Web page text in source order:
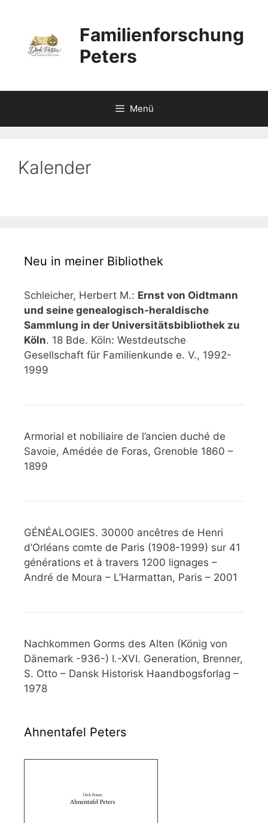
springen
Familienforschung
Peters
Menü
Kalender
Neu in meiner Bibliothek
Schleicher, Herbert M.: Ernst von Oidtmann
und seine genealogisch-heraldische
Sammlung in der Universitätsbibliothek zu
Köln. 18 Bde. Köln: Westdeutsche
Gesellschaft für Familienkunde e. V., 1992-
1999
Armorial et nobiliaire de l’ancien duché de
Savoie, Amédée de Foras, Grenoble 1860 –
1899
GÉNÉALOGIES. 30000 ancêtres de Henri
d’Orléans comte de Paris (1908-1999) sur 41
générations et à travers 1200 lignages –
André de Moura – L’Harmattan, Paris – 2001
Nachkommen Gorms des Alten (König von
Dänemark -936-) I.-XVI. Generation, Brenner,
S. Otto – Dansk Historisk Haandbogsforlag –
1978
Ahnentafel Peters